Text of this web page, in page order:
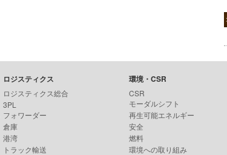
ロジスティクス
ロジスティクス総合
3PL
フォワーダー
倉庫
港湾
トラック輸送
環境・CSR
CSR
モーダルシフト
再生可能エネルギー
安全
燃料
環境への取り組み